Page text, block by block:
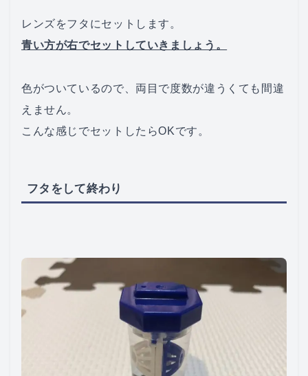
レンズをフタにセットします。
青い方が右でセットしていきましょう。
色がついているので、両目で度数が違うくても間違
えません。
こんな感じでセットしたらOKです。
フタをして終わり